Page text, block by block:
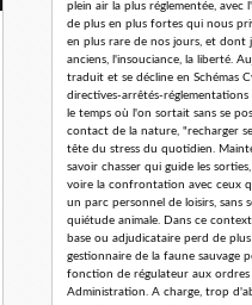
plein air la plus réglementée, avec
de plus en plus fortes qui nous
en plus rare de nos jours, et dont
anciens, l'insouciance, la liberté.
traduit et se décline en Schémas
directives-arrêtés-réglementations
le temps où l'on sortait sans se
contact de la nature, "recharger
tête du stress du quotidien.
savoir chasser qui guide les
voire la confrontation avec ceux
un parc personnel de loisirs, sans
quiétude animale. Dans ce
base ou adjudicataire perd de
gestionnaire de la faune sauvage
fonction de régulateur aux ordres
Administration. A charge, trop